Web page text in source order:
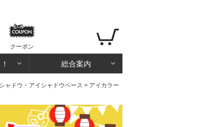
クーポン
総合案内
ャドウ・アイシャドウベース > アイカラー